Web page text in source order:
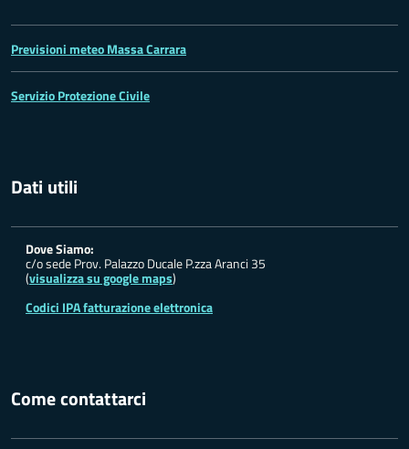
Previsioni meteo Massa Carrara
Servizio Protezione Civile
Dati utili
Dove Siamo:
c/o sede Prov. Palazzo Ducale P.zza Aranci 35
(visualizza su google maps)
Codici IPA fatturazione elettronica
Come contattarci